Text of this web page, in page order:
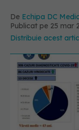
De Echipa DC
Publicat pe 25 mar
Distribuie acest